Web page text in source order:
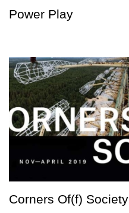
Power Play
Corners Of(f) Society